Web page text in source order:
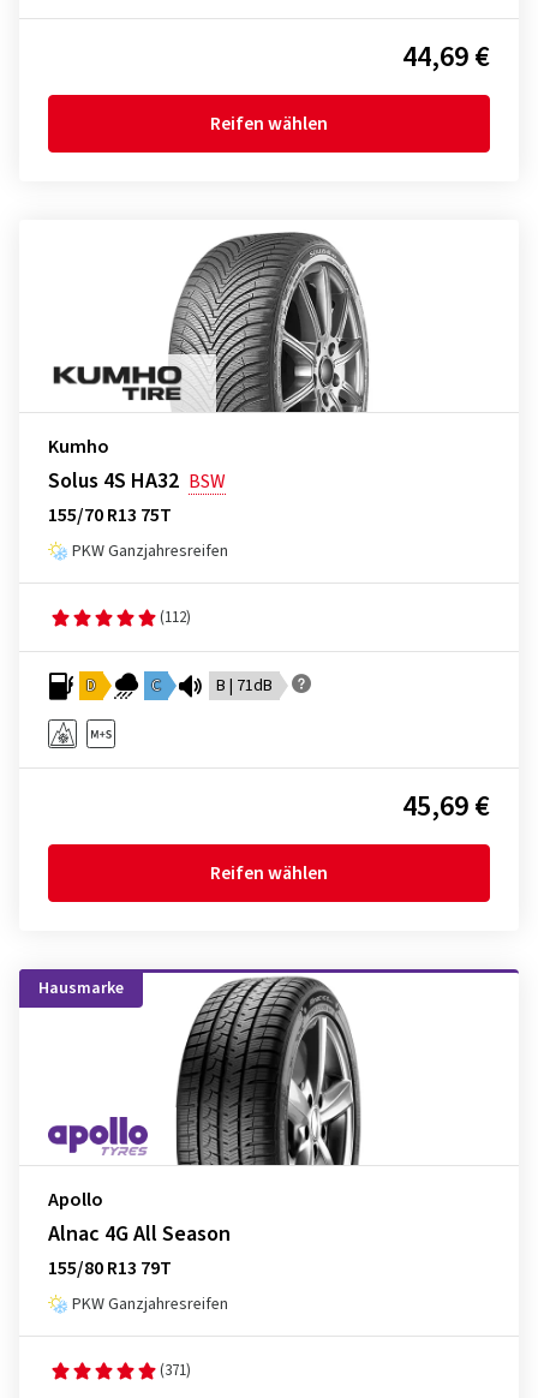
44,69 €
Reifen wählen
Kumho
Solus 4S HA32 BSW
155/70 R13 75T
PKW Ganzjahresreifen
(112)
D C B | 71dB
45,69 €
Reifen wählen
Hausmarke
Apollo
Alnac 4G All Season
155/80 R13 79T
PKW Ganzjahresreifen
(371)